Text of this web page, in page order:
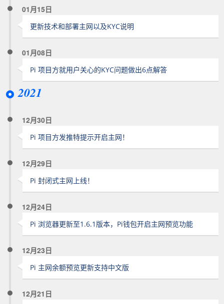
01月15日
更新技术和部署主网以及KYC说明
01月08日
Pi 项目方就用户关心的KYC问题做出6点解答
2021
12月30日
Pi 项目方发推特提示开启主网！
12月29日
Pi 封闭式主网上线！
12月24日
Pi 浏览器更新至1.6.1版本，Pi钱包开启主网预览功能
12月23日
Pi 主网余额预览更新支持中文版
12月21日